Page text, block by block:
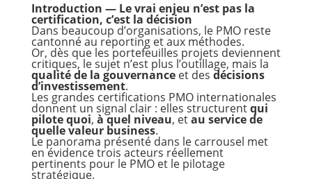
Introduction — Le vrai enjeu n’est pas la
certification, c’est la décision
Dans beaucoup d’organisations, le PMO reste
cantonné au reporting et aux méthodes.
Or, dès que les portefeuilles projets deviennent
critiques, le sujet n’est plus l’outillage, mais la
qualité de la gouvernanceet des décisions
d’investissement.
Les grandes certifications PMO internationales
donnent un signal clair : elles structurentqui
pilote quoi, à quel niveau, etau service de
quelle valeur business.
Le panorama présenté dans le carrousel met
en évidence trois acteurs réellement
pertinents pour le PMO et le pilotage
stratégique.